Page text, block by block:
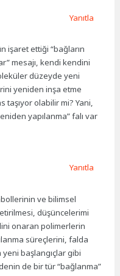
işaret ettiği “bağların
mesajı, kendi kendini
düzeyde yeni
yeniden inşa etme
olabilir mi? Yani,
yapılanma” falı var
Yanıtla
ve bilimsel
düşüncelerimi
onaran polimerlerin
süreçlerini, falda
başlangıçlar gibi
de bir tür “bağlanma”
Yanıtla